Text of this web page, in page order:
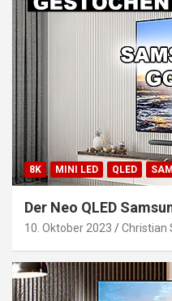
8K MINI LED QLED
Der Neo QLED
10. Oktober 2023 Christian